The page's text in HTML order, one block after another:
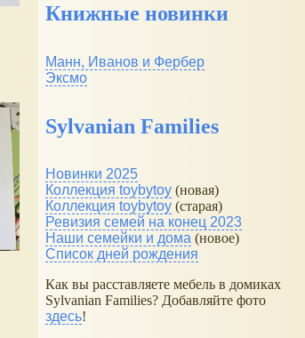
Книжные новинки
Манн, Иванов и Фербер
Эксмо
Sylvanian Families
Новинки 2025
Коллекция toybytoy (новая)
Коллекция toybytoy (старая)
Ревизия семей на конец 2023
Наши семейки и дома (новое)
Список дней рождения
Как вы расставляете мебель в домиках
Sylvanian Families? Добавляйте фото
здесь!